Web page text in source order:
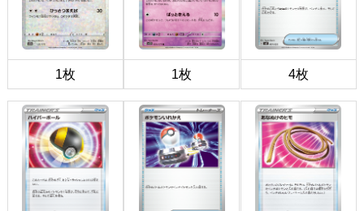
1枚 1枚 4枚